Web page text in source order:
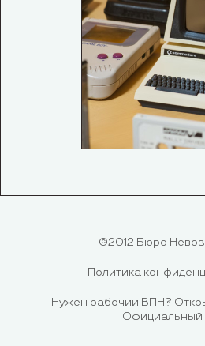
©2012 Бюро
Политика
Нужен рабочий ВПН?
Официальный